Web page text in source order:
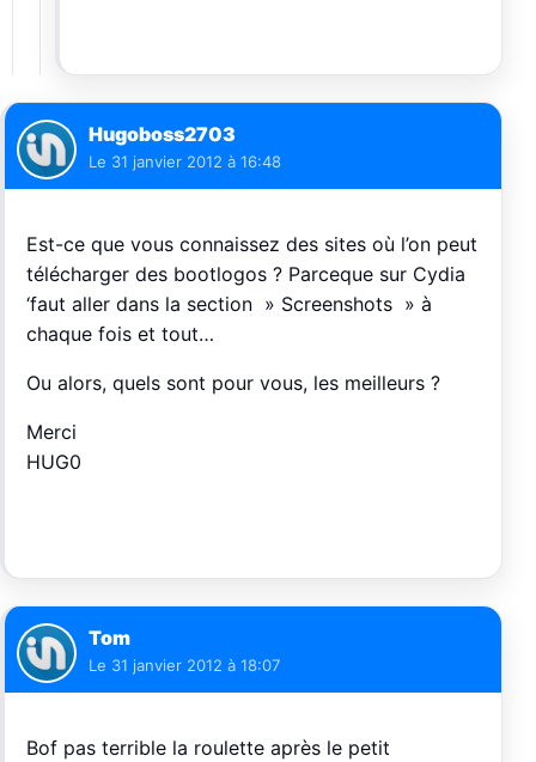
Hugoboss2703
Le 31 janvier 2012 à 16:48
Est-ce que vous connaissez des sites où l’on peut
télécharger des bootlogos ? Parceque sur Cydia
‘faut aller dans la section » Screenshots » à
chaque fois et tout…
Ou alors, quels sont pour vous, les meilleurs ?
Merci
HUG0
Tom
Le 31 janvier 2012 à 18:07
Bof pas terrible la roulette après le petit